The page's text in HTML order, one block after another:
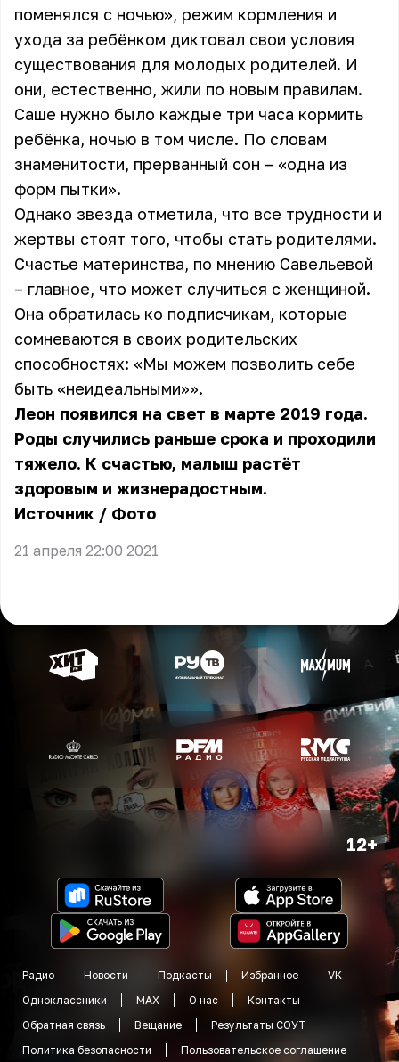
поменялся с ночью», режим кормления и
ухода за ребёнком диктовал свои условия
существования для молодых родителей. И
они, естественно, жили по новым правилам.
Саше нужно было каждые три часа кормить
ребёнка, ночью в том числе. По словам
знаменитости, прерванный сон – «одна из
форм пытки».
Однако звезда отметила, что все трудности и
жертвы стоят того, чтобы стать родителями.
Счастье материнства, по мнению Савельевой
– главное, что может случиться с женщиной.
Она обратилась ко подписчикам, которые
сомневаются в своих родительских
способностях: «Мы можем позволить себе
быть «неидеальными»».
Леон появился на свет в марте 2019 года.
Роды случились раньше срока и проходили
тяжело. К счастью, малыш растёт
здоровым и жизнерадостным.
Источник / Фото
21 апреля 22:00 2021
12+
Радио Новости Подкасты Избранное
VK
Одноклассники
MAX О нас
Контакты
Обратная связь
Вещание
Результаты СОУТ
Политика безопасности
Пользовательское соглашение